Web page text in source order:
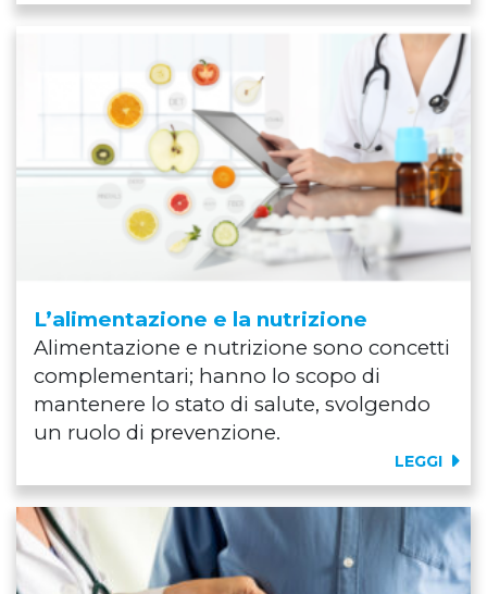
L’alimentazione e la nutrizione
Alimentazione e nutrizione sono concetti
complementari; hanno lo scopo di
mantenere lo stato di salute, svolgendo
un ruolo di prevenzione.
LEGGI